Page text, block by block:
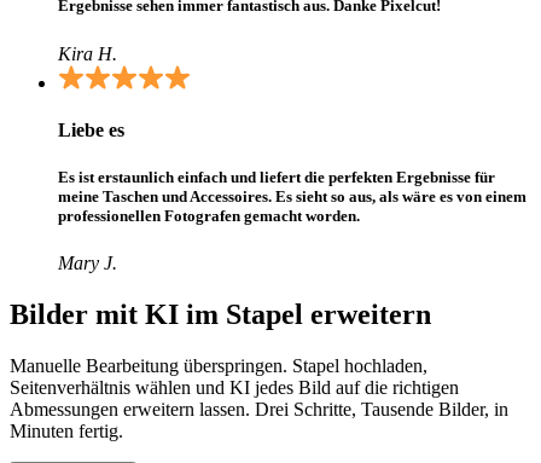
Ergebnisse sehen immer fantastisch aus. Danke Pixelcut!
Kira H.
Liebe es
Es ist erstaunlich einfach und liefert die perfekten Ergebnisse für
meine Taschen und Accessoires. Es sieht so aus, als wäre es von einem
professionellen Fotografen gemacht worden.
Mary J.
Bilder mit KI im Stapel erweitern
Manuelle Bearbeitung überspringen. Stapel hochladen,
Seitenverhältnis wählen und KI jedes Bild auf die richtigen
Abmessungen erweitern lassen. Drei Schritte, Tausende Bilder, in
Minuten fertig.